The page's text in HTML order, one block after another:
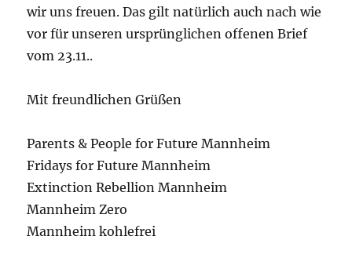
wir uns freuen. Das gilt natürlich auch nach wie
vor für unseren ursprünglichen offenen Brief
vom 23.11..
Mit freundlichen Grüßen
Parents & People for Future Mannheim
Fridays for Future Mannheim
Extinction Rebellion Mannheim
Mannheim Zero
Mannheim kohlefrei